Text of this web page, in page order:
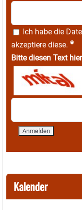
Ich habe die
akzeptiere diese. *
Bitte diesen Text
Kalender